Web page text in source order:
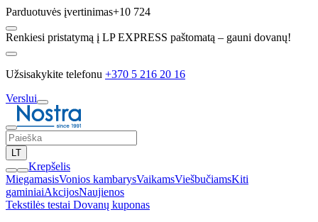
Parduotuvės įvertinimas+10 724
Renkiesi pristatymą į LP EXPRESS paštomatą – gauni dovanų!
Užsisakykite telefonu +370 5 216 20 16
Verslui
LT
Krepšelis
MiegamasisVonios kambarysVaikamsViešbučiamsKiti
gaminiaiAkcijosNaujienos
Tekstilės testai Dovanų kuponas